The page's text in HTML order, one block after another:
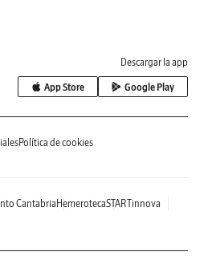
Descargar la app
App Store Google Play
Política de cookies
CantabriaHemerotecaSTARTinnova